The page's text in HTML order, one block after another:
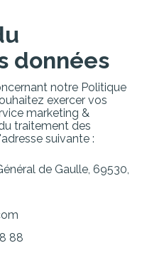
données
notre Politique
exercer vos
marketing &
traitement des
suivante :
de Gaulle, 69530,
88